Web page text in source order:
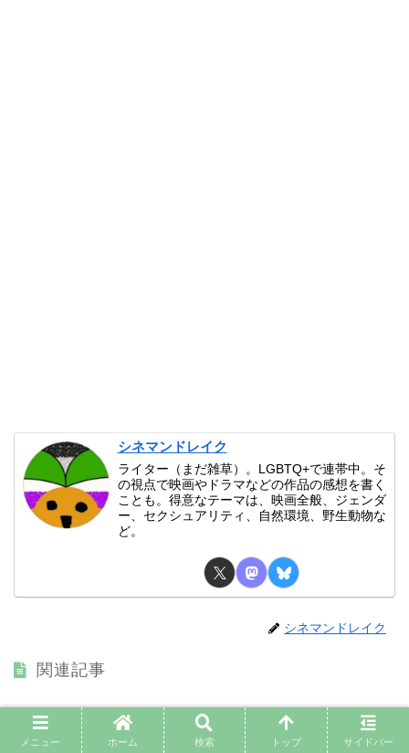
シネマンドレイク
ライター（まだ雑草）。LGBTQ+で連帯中。そ
の視点で映画やドラマなどの作品の感想を書く
ことも。得意なテーマは、映画全般、ジェンダ
ー、セクシュアリティ、自然環境、野生動物な
ど。
シネマンドレイク
関連記事
『JOY 奇跡が生まれたとき』感想（ネタバレ）…
Netflix；生殖の正義を産みだした人たち
メニュー ホーム 検索 トップ サイドバー